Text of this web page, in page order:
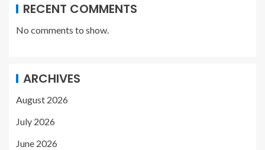
RECENT COMMENTS
No comments to show.
ARCHIVES
August 2026
July 2026
June 2026